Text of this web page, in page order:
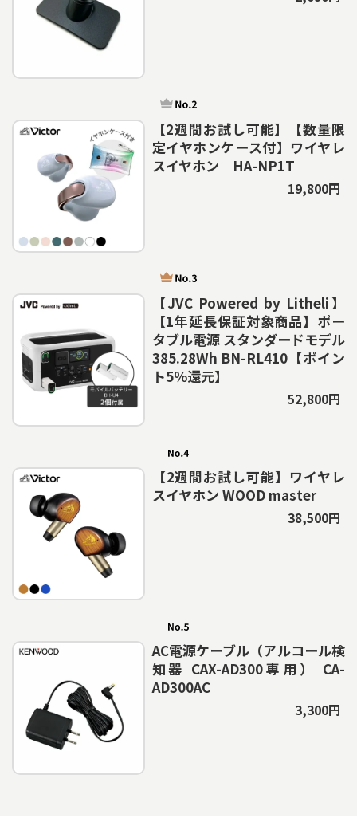
【2週間お試し可能】【数量限
定イヤホンケース付】ワイヤレ
スイヤホン HA-NP1T
19,800円
【JVC Powered by Litheli】
【1年延長保証対象商品】ポー
タブル電源 スタンダードモデル
385.28Wh BN-RL410【ポイン
ト5％還元】
52,800円
【2週間お試し可能】ワイヤレ
スイヤホン WOOD master
38,500円
AC電源ケーブル（アルコール検
知器 CAX-AD300専用） CA-
AD300AC
3,300円